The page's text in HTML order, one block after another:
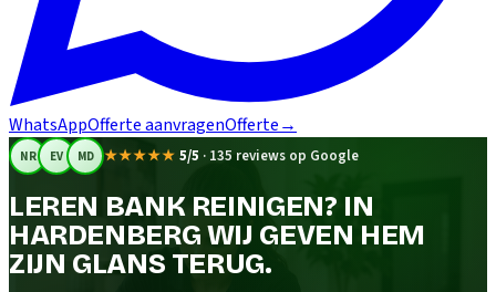
WhatsAppOfferte aanvragenOfferte→
NR EV MD ★★★★★ 5/5 · 135 reviews op Google
LEREN BANK REINIGEN? IN
HARDENBERG WIJ GEVEN HEM
ZIJN GLANS TERUG.